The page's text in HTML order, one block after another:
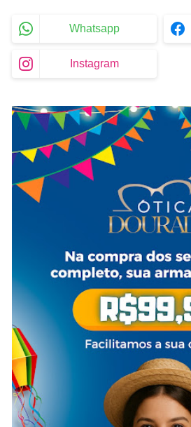
Whatsapp
Instagram